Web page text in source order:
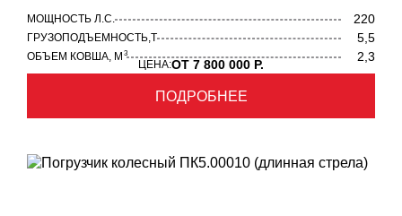
МОЩНОСТЬ Л.С. 220
ГРУЗОПОДЪЕМНОСТЬ,Т 5,5
ОБЪЕМ КОВША, М 3 2,3
ЦЕНА:ОТ 7 800 000 Р.
ПОДРОБНЕЕ